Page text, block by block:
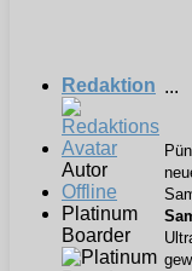
Redaktion
Autor
Offline
Platinum
Boarder
...